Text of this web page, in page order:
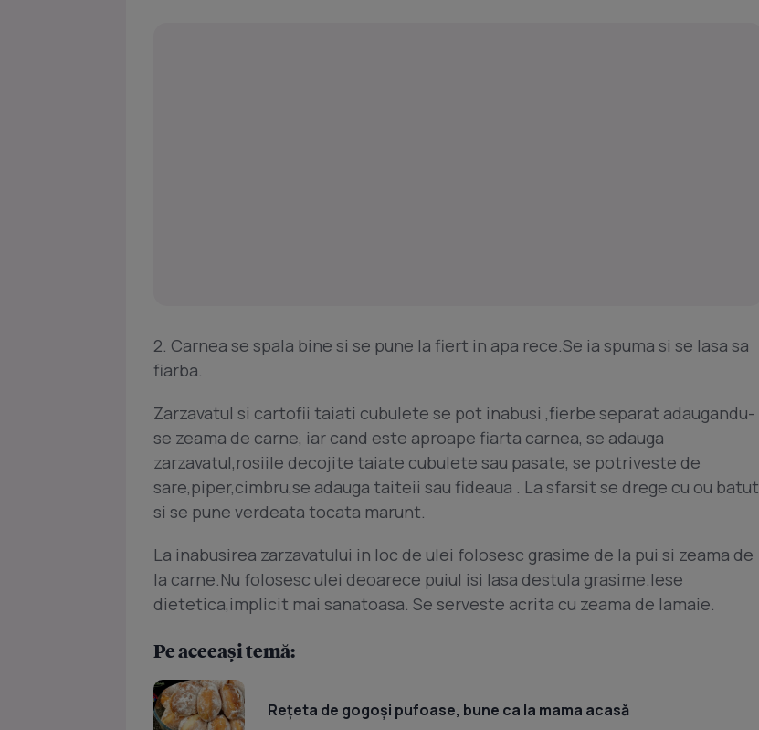
2. Carnea se spala bine si se pune la fiert in apa rece.Se ia spuma si se lasa sa
fiarba.
Zarzavatul si cartofii taiati cubulete se pot inabusi ,fierbe separat adaugandu-
se zeama de carne, iar cand este aproape fiarta carnea, se adauga
zarzavatul,rosiile decojite taiate cubulete sau pasate, se potriveste de
sare,piper,cimbru,se adauga taiteii sau fideaua . La sfarsit se drege cu ou batut
si se pune verdeata tocata marunt.
La inabusirea zarzavatului in loc de ulei folosesc grasime de la pui si zeama de
la carne.Nu folosesc ulei deoarece puiul isi lasa destula grasime.Iese
dietetica,implicit mai sanatoasa. Se serveste acrita cu zeama de lamaie.
Pe aceeași temă:
Rețeta de gogoși pufoase, bune ca la mama acasă